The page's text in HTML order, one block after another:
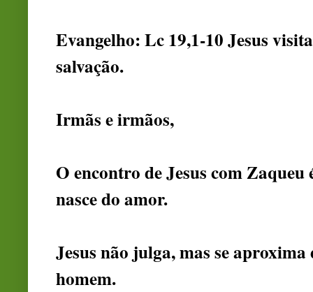
Evangelho: Lc 19,1-10 Jesus
salvação.
Irmãs e irmãos,
O encontro de Jesus com Zaqueu
nasce do amor.
Jesus não julga, mas se
homem.